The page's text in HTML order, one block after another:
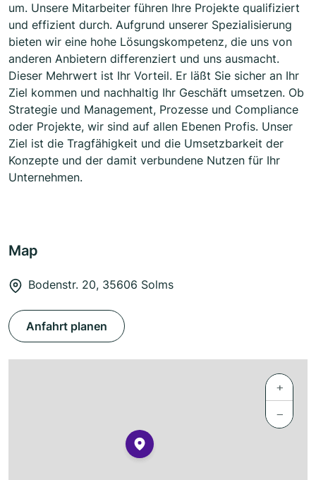
um. Unsere Mitarbeiter führen Ihre Projekte qualifiziert
und effizient durch. Aufgrund unserer Spezialisierung
bieten wir eine hohe Lösungskompetenz, die uns von
anderen Anbietern differenziert und uns ausmacht.
Dieser Mehrwert ist Ihr Vorteil. Er läßt Sie sicher an Ihr
Ziel kommen und nachhaltig Ihr Geschäft umsetzen. Ob
Strategie und Management, Prozesse und Compliance
oder Projekte, wir sind auf allen Ebenen Profis. Unser
Ziel ist die Tragfähigkeit und die Umsetzbarkeit der
Konzepte und der damit verbundene Nutzen für Ihr
Unternehmen.
Map
Bodenstr. 20, 35606 Solms
Anfahrt planen
+
−